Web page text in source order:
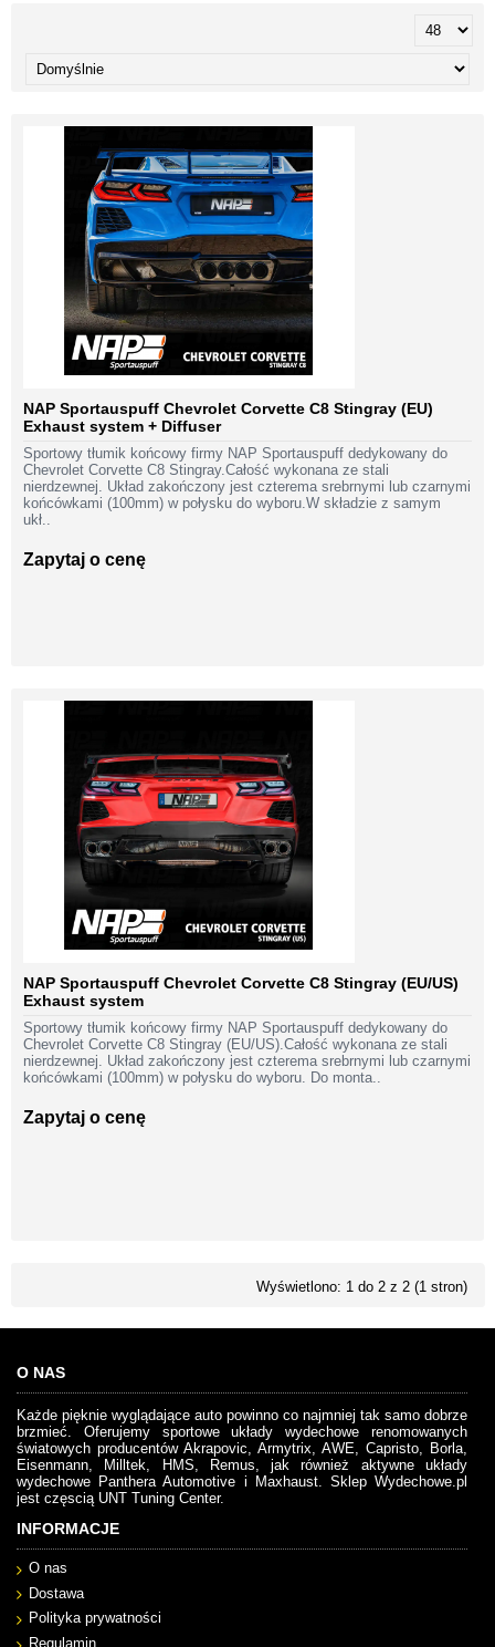
NAP Sportauspuff Chevrolet Corvette C8 Stingray (EU)
Exhaust system + Diffuser
Sportowy tłumik końcowy firmy NAP Sportauspuff dedykowany do
Chevrolet Corvette C8 Stingray.Całość wykonana ze stali
nierdzewnej. Układ zakończony jest czterema srebrnymi lub czarnymi
końcówkami (100mm) w połysku do wyboru.W składzie z samym
ukł..
Zapytaj o cenę
NAP Sportauspuff Chevrolet Corvette C8 Stingray (EU/US)
Exhaust system
Sportowy tłumik końcowy firmy NAP Sportauspuff dedykowany do
Chevrolet Corvette C8 Stingray (EU/US).Całość wykonana ze stali
nierdzewnej. Układ zakończony jest czterema srebrnymi lub czarnymi
końcówkami (100mm) w połysku do wyboru. Do monta..
Zapytaj o cenę
Wyświetlono: 1 do 2 z 2 (1 stron)
O NAS
Każde pięknie wyglądające auto powinno co najmniej tak samo dobrze
brzmieć. Oferujemy sportowe układy wydechowe renomowanych
światowych producentów Akrapovic, Armytrix, AWE, Capristo, Borla,
Eisenmann, Milltek, HMS, Remus, jak również aktywne układy
wydechowe Panthera Automotive i Maxhaust. Sklep Wydechowe.pl
jest częscią UNT Tuning Center.
INFORMACJE
O nas
Dostawa
Polityka prywatności
Regulamin